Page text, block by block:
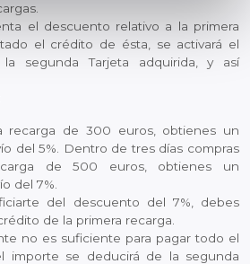
hecho de sus servicios.
el descuento relativo a la primera
el crédito de ésta, se activará el
segunda Tarjeta adquirida, y así
recarga de 300 euros, obtienes un
del 5%. Dentro de tres días compras
de 500 euros, obtienes un
del 7%.
del descuento del 7%, debes
de la primera recarga.
no es suficiente para pagar todo el
importe se deducirá de la segunda